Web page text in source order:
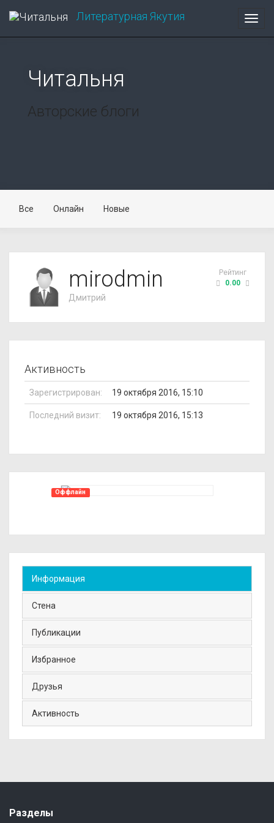
Литературная Якутия
Читальня
Авторские блоги
Все Онлайн Новые
Рейтинг
0.00
mirodmin
Дмитрий
Активность
Зарегистрирован: 19 октября 2016, 15:10
Последний визит: 19 октября 2016, 15:13
Оффлайн
Информация
Стена
Публикации
Избранное
Друзья
Активность
Разделы